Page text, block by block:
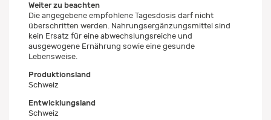
Weiter zu beachten
Die angegebene empfohlene Tagesdosis darf nicht
überschritten werden. Nahrungsergänzungsmittel sind
kein Ersatz für eine abwechslungsreiche und
ausgewogene Ernährung sowie eine gesunde
Lebensweise.
Produktionsland
Schweiz
Entwicklungsland
Schweiz